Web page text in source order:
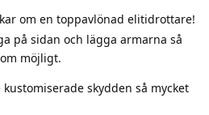
om en toppavlönad elitidrottare!
på sidan och lägga armarna så
möjligt.
skydden så mycket